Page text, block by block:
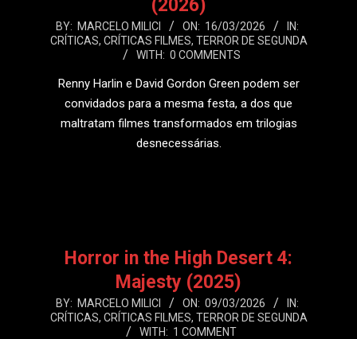
(2026)
2026-
03-
BY: MARCELO MILICI ON: 16/03/2026
IN:
CRÍTICAS, CRÍTICAS FILMES, TERROR DE SEGUNDA
WITH: 0 COMMENTS
Renny Harlin e David Gordon Green podem ser
convidados para a mesma festa, a dos que
maltratam filmes transformados em trilogias
desnecessárias.
Horror in the High Desert 4:
Majesty (2025)
2026-
03-
BY: MARCELO MILICI ON: 09/03/2026
IN:
CRÍTICAS, CRÍTICAS FILMES, TERROR DE SEGUNDA
WITH: 1 COMMENT